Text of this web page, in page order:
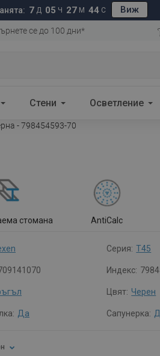
7 Д 05 Ч 27 М 43 С Виж
се до 100 дни*
Стени Осветление
- 798454593-70
стомана AntiCalc
Серия: T45
Индекс:
Цвят: Черен
Да Сапунерка: